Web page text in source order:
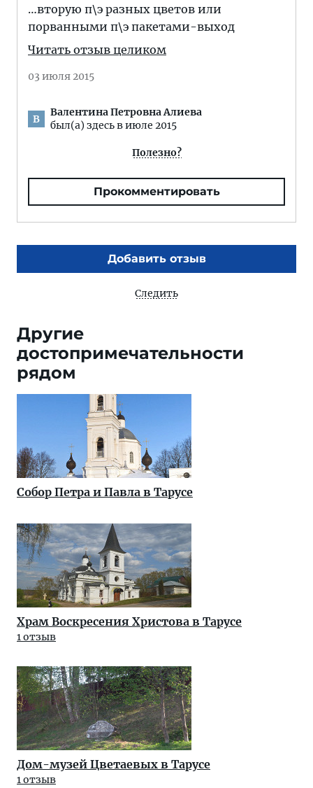
…вторую п\э разных цветов или
порванными п\э пакетами-выход
Читать отзыв целиком
03 июля 2015
В
Валентина Петровна Алиева
был(а) здесь в июле 2015
Полезно?
Прокомментировать
Добавить отзыв
Следить
Другие
достопримечательности
рядом
Собор Петра и Павла в Тарусе
Храм Воскресения Христова в Тарусе
1 отзыв
Дом-музей Цветаевых в Тарусе
1 отзыв